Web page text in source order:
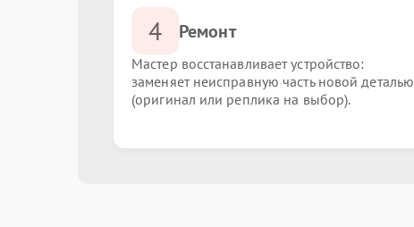
4 Ремонт
Мастер восстанавливает устройство:
заменяет неисправную часть новой деталью
(оригинал или реплика на выбор).